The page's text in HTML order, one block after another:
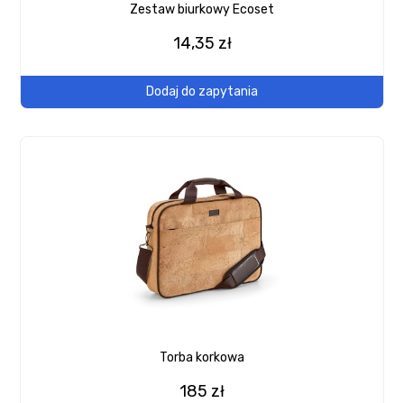
Zestaw biurkowy Ecoset
14,35 zł
Dodaj do zapytania
Torba korkowa
185 zł